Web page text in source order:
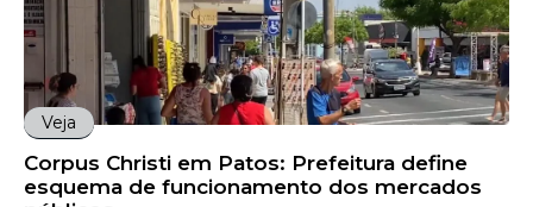
Veja
Corpus Christi em Patos: Prefeitura define
esquema de funcionamento dos mercados